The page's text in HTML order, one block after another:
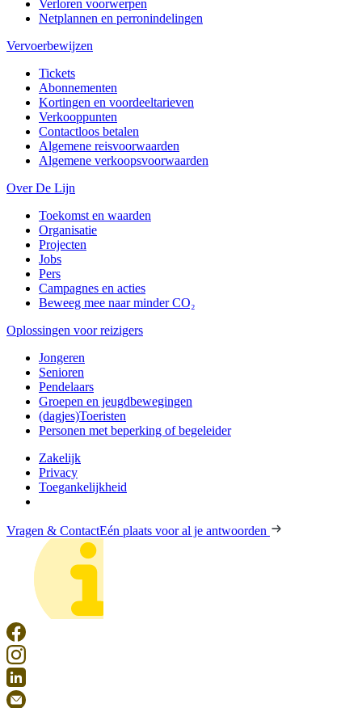
Verloren voorwerpen
Netplannen en perronindelingen
Vervoerbewijzen
Tickets
Abonnementen
Kortingen en voordeeltarieven
Verkooppunten
Contactloos betalen
Algemene reisvoorwaarden
Algemene verkoopsvoorwaarden
Over De Lijn
Toekomst en waarden
Organisatie
Projecten
Jobs
Pers
Campagnes en acties
Beweeg mee naar minder CO₂
Oplossingen voor reizigers
Jongeren
Senioren
Pendelaars
Groepen en jeugdbewegingen
(dagjes)Toeristen
Personen met beperking of begeleider
Zakelijk
Privacy
Toegankelijkheid
Vragen & ContactEén plaats voor al je antwoorden